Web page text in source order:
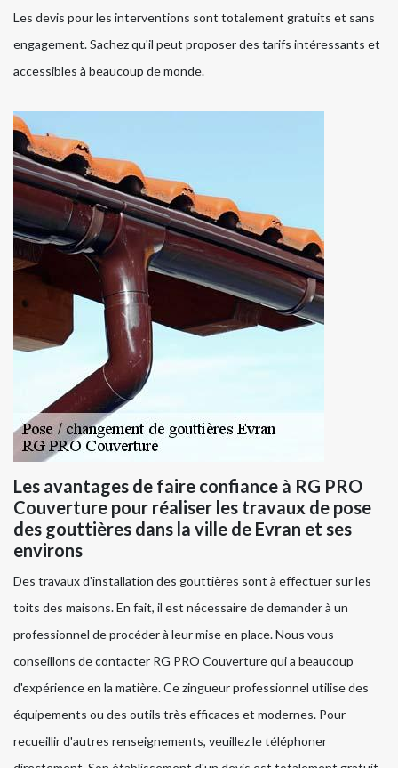
Les devis pour les interventions sont totalement gratuits et sans
engagement. Sachez qu'il peut proposer des tarifs intéressants et
accessibles à beaucoup de monde.
Les avantages de faire confiance à RG PRO
Couverture pour réaliser les travaux de pose
des gouttières dans la ville de Evran et ses
environs
Des travaux d'installation des gouttières sont à effectuer sur les
toits des maisons. En fait, il est nécessaire de demander à un
professionnel de procéder à leur mise en place. Nous vous
conseillons de contacter RG PRO Couverture qui a beaucoup
d'expérience en la matière. Ce zingueur professionnel utilise des
équipements ou des outils très efficaces et modernes. Pour
recueillir d'autres renseignements, veuillez le téléphoner